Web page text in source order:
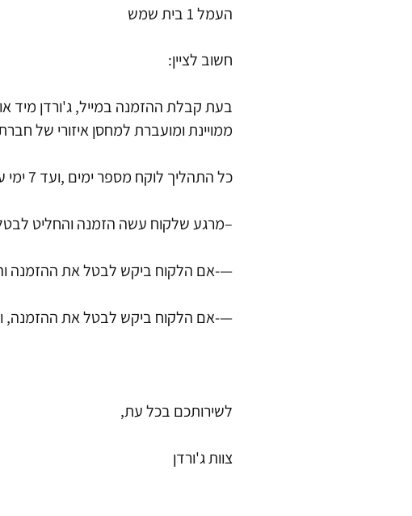
העמל 1 בית שמש
חשוב לציין:
בעת קבלת ההזמנה במייל, ג'ורדן מיד
ממויינת ומועברת למחסן איזורי של
כל התהליך לוקח מספר ימים ,ועד 7 ימי עסקים.
–מרגע שלקוח עשה הזמנה והחליט
—-אם הלקוח ביקש לבטל את ההזמנה
—-אם הלקוח ביקש לבטל את ההזמנה,
לשירותכם בכל עת,
צוות ג'ורדן